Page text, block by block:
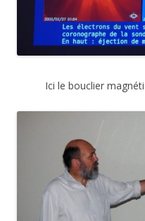
Ici le bouclier